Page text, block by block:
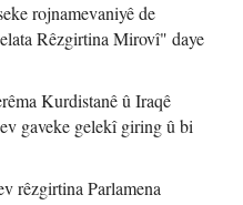
rojnamevaniyê de
Rêzgirtina Mirovî" daye
Kurdistanê û Iraqê
gaveke gelekî giring û bi
rêzgirtina Parlamena